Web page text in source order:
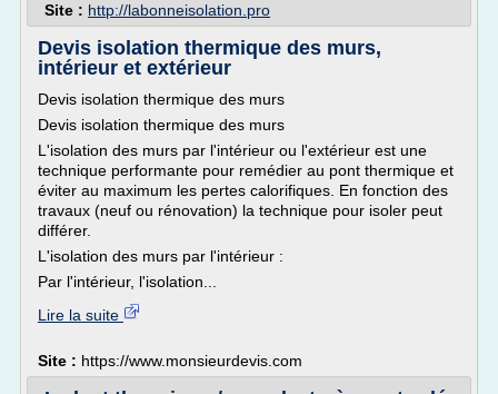
Site : http://labonneisolation.pro
Devis isolation thermique des murs,
intérieur et extérieur
Devis isolation thermique des murs
Devis isolation thermique des murs
L'isolation des murs par l'intérieur ou l'extérieur est une
technique performante pour remédier au pont thermique et
éviter au maximum les pertes calorifiques. En fonction des
travaux (neuf ou rénovation) la technique pour isoler peut
différer.
L'isolation des murs par l'intérieur :
Par l'intérieur, l'isolation...
Lire la suite
Site : https://www.monsieurdevis.com